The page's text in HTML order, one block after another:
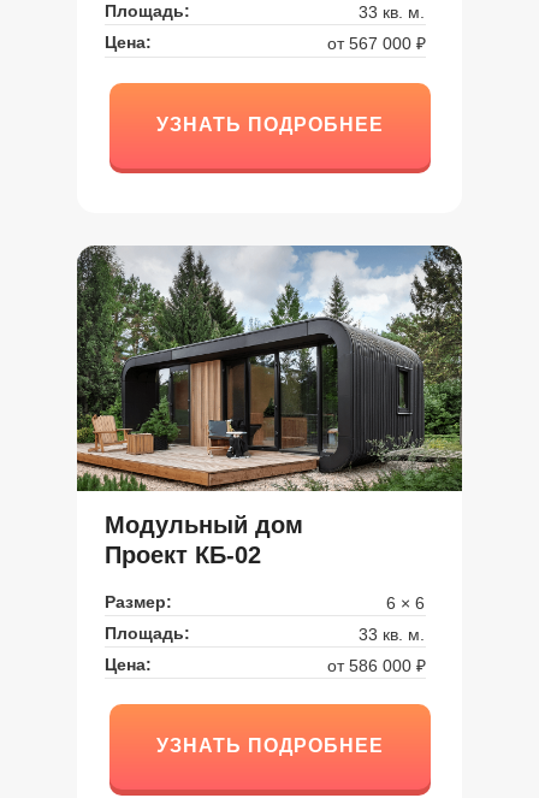
Площадь:
33 кв. м.
Цена:
от 567 000 ₽
УЗНАТЬ ПОДРОБНЕЕ
Модульный дом
Проект КБ-02
Размер:
6 × 6
Площадь:
33 кв. м.
Цена:
от 586 000 ₽
УЗНАТЬ ПОДРОБНЕЕ
УЗНАТЬ ПОДРОБНЕЕ
УЗНАТЬ ПОДРОБНЕЕ